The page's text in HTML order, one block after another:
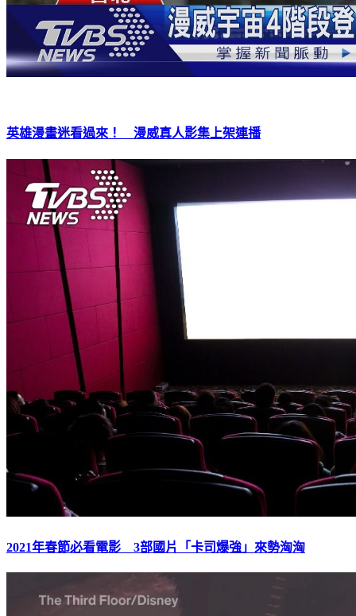
英雄漫畫迷看過來！ 漫威真人影集上架連播
2021年春節必看電影 3部國片「卡司爆強」來勢洶洶